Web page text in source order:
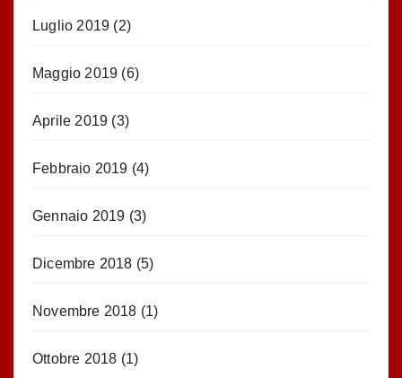
Luglio 2019 (2)
Maggio 2019 (6)
Aprile 2019 (3)
Febbraio 2019 (4)
Gennaio 2019 (3)
Dicembre 2018 (5)
Novembre 2018 (1)
Ottobre 2018 (1)